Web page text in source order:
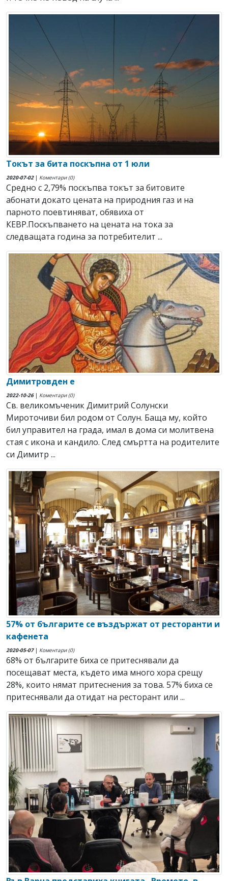
Токът за бита поскъпна от 1 юли
2020-07-02| Коментари (0)
Средно с 2,79% поскъпва токът за битовите
абонати докато цената на природния газ и на
парното поевтиняват, обявиха от
КЕВР.Поскъпването на цената на тока за
следващата година за потребителит ...
Димитровден е
2022-10-26| Коментари (0)
Св. великомъченик Димитрий Солунски
Мироточиви бил родом от Солун. Баща му, който
бил управител на града, имал в дома си молитвена
стая с икона и кандило. След смъртта на родителите
си Димитр ...
57% от българите се въздържат от ресторанти и
кафенета
2020-05-07| Коментари (0)
68% от българите биха се притеснявали да
посещават места, където има много хора срещу
28%, които нямат притеснения за това. 57% биха се
притеснявали да отидат на ресторант или ...